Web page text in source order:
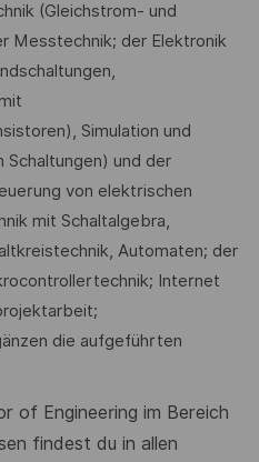
(Gleichstrom- und
Messtechnik; der Elektronik
Simulation und
Schaltungen) und der
von elektrischen
mit Schaltalgebra,
Automaten; der
Internet
die aufgeführten
of Engineering im Bereich
findest du in allen